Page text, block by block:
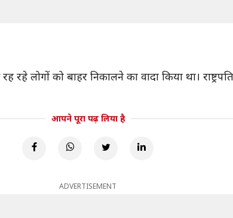
लोगों को बाहर निकालने का वादा किया था।
आपने पूरा पढ़ लिया है
ADVERTISEMENT